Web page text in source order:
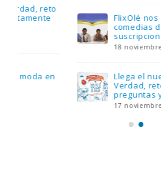
FlixOlé nos divierte con
comedias de los 80 y 90
suscripciones anuales
18 noviembre, 2022
Llega el nuevo juego de
Verdad, reto o
preguntas y atrevidas
17 noviembre, 2022